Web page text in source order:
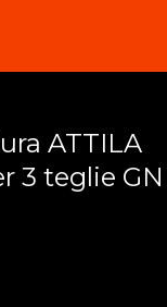
ATTILA
3 teglie GN